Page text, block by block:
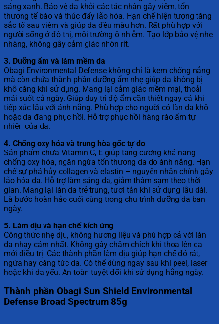
sáng xanh. Bảo vệ da khỏi các tác nhân gây viêm, tổn
thương tế bào và thúc đẩy lão hóa. Hạn chế hiện tượng tăng
sắc tố sau viêm và giúp da đều màu hơn. Rất phù hợp với
người sống ở đô thị, môi trường ô nhiễm. Tạo lớp bảo vệ nhẹ
nhàng, không gây cảm giác nhờn rít.
3. Dưỡng ẩm và làm mềm da
Obagi Environmental Defense không chỉ là kem chống nắng
mà còn chứa thành phần dưỡng ẩm nhẹ giúp da không bị
khô căng khi sử dụng. Mang lại cảm giác mềm mại, thoải
mái suốt cả ngày. Giúp duy trì độ ẩm cần thiết ngay cả khi
tiếp xúc lâu với ánh nắng. Phù hợp cho người có làn da khô
hoặc da đang phục hồi. Hỗ trợ phục hồi hàng rào ẩm tự
nhiên của da.
4. Chống oxy hóa và trung hòa gốc tự do
Sản phẩm chứa Vitamin C, E giúp tăng cường khả năng
chống oxy hóa, ngăn ngừa tổn thương da do ánh nắng. Hạn
chế sự phá hủy collagen và elastin – nguyên nhân chính gây
lão hóa da. Hỗ trợ làm sáng da, giảm thâm sạm theo thời
gian. Mang lại làn da trẻ trung, tươi tắn khi sử dụng lâu dài.
Là bước hoàn hảo cuối cùng trong chu trình dưỡng da ban
ngày.
5. Làm dịu và hạn chế kích ứng
Công thức nhẹ dịu, không hương liệu và phù hợp cả với làn
da nhạy cảm nhất. Không gây châm chích khi thoa lên da
mới điều trị. Các thành phần làm dịu giúp hạn chế đỏ rát,
ngứa hay căng tức da. Có thể dùng ngay sau khi peel, laser
hoặc khi da yếu. An toàn tuyệt đối khi sử dụng hằng ngày.
Thành phần Obagi Sun Shield Environmental
Defense Broad Spectrum 85g